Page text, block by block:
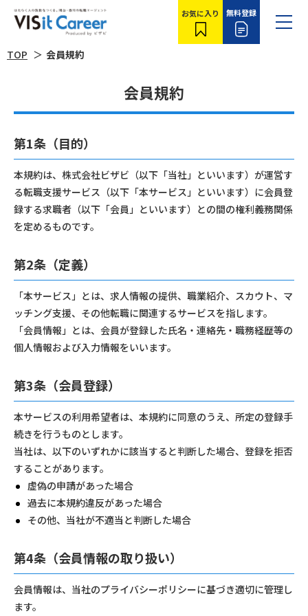
お気に入り 無料登録
TOP 会員規約
会員規約
第1条（目的）
本規約は、株式会社ビザビ（以下「当社」といいます）が運営す
る転職支援サービス（以下「本サービス」といいます）に会員登
録する求職者（以下「会員」といいます）との間の権利義務関係
を定めるものです。
第2条（定義）
「本サービス」とは、求人情報の提供、職業紹介、スカウト、マ
ッチング支援、その他転職に関連するサービスを指します。
「会員情報」とは、会員が登録した氏名・連絡先・職務経歴等の
個人情報および入力情報をいいます。
第3条（会員登録）
本サービスの利用希望者は、本規約に同意のうえ、所定の登録手
続きを行うものとします。
当社は、以下のいずれかに該当すると判断した場合、登録を拒否
することがあります。
虚偽の申請があった場合
過去に本規約違反があった場合
その他、当社が不適当と判断した場合
第4条（会員情報の取り扱い）
会員情報は、当社のプライバシーポリシーに基づき適切に管理し
ます。